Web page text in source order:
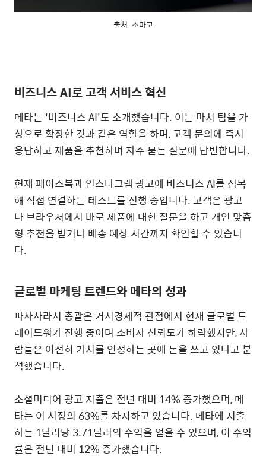
출처=소마코
비즈니스AI로 고객 서비스 혁신
메타는 '비즈니스AI'도 소개했습니다. 이는 마치 팀을 가
상으로 확장한 것과 같은 역할을 하며,고객 문의에 즉시
응답하고 제품을 추천하며 자주 묻는 질문에 답변합니다.
현재 페이스북과 인스타그램 광고에 비즈니스AI를 접목
해 직접 연결하는 테스트를 진행 중입니다. 고객은 광고
나 브라우저에서 바로 제품에 대한 질문을 하고 개인 맞춤
형 추천을 받거나 배송 예상 시간까지 확인할 수 있습니
다.
글로벌 마케팅 트렌드와 메타의 성과
파사사라시 총괄은 거시경제적 관점에서 현재 글로벌 트
레이드워가 진행 중이며 소비자 신뢰도가 하락했지만,사
람들은 여전히 가치를 인정하는 곳에 돈을 쓰고 있다고 분
석했습니다.
소셜미디어 광고 지출은 전년 대비 14% 증가했으며,메
타는 이 시장의 63%를 차지하고 있습니다. 메타에 지출
하는 1달러당 3.71달러의 수익을 얻을 수 있으며,이 수익
률은 전년 대비 12% 증가했습니다.